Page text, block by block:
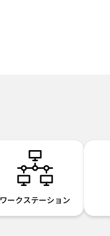
ワークステーション